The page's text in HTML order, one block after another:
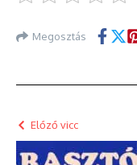
Megosztás
Előző vicc